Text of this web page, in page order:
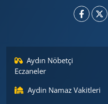
Aydın Nöbetçi
Eczaneler
Aydin Namaz Vakitleri